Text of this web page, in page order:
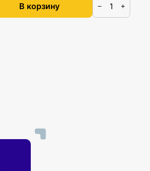
В корзину − +